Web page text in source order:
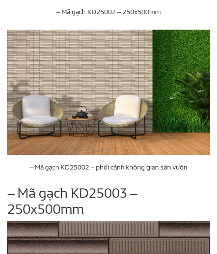
– Mã gạch KD25002 – 250x500mm
– Mã gạch KD25002 – phối cảnh không gian sân vườn
– Mã gạch KD25003 –
250x500mm